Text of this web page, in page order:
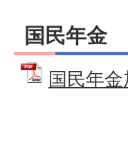
国民年金
国民年